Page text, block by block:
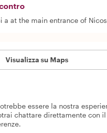
a at the main entrance of
Visualizza su Maps
essere la nostra
chattare direttamente con